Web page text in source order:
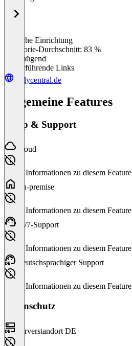
Einfache Einrichtung
Kategorie-Durchschnitt: 83 %
Ungenügend
Weiterführende Links
dailycentral.de
Allgemeine Features
Setup & Support
Cloud
Keine Informationen zu diesem Feature
On-premise
Keine Informationen zu diesem Feature
24/7-Support
Keine Informationen zu diesem Feature
Deutschsprachiger Support
Keine Informationen zu diesem Feature
Datenschutz
Serverstandort DE